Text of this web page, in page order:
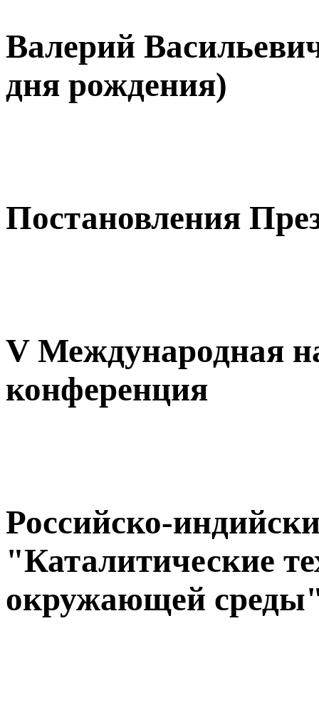
Валерий
дня рождения)
Постановления
V Международная
конференция
Российско-
"Каталитические
окружающей